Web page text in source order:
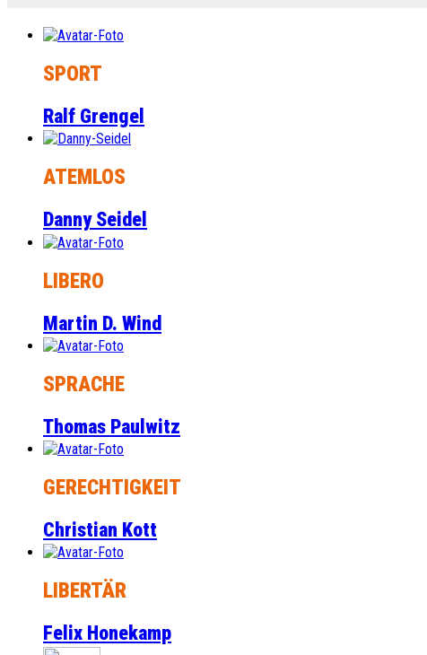
SPORT
Ralf Grengel
ATEMLOS
Danny Seidel
LIBERO
Martin D. Wind
SPRACHE
Thomas Paulwitz
GERECHTIGKEIT
Christian Kott
LIBERTÄR
Felix Honekamp